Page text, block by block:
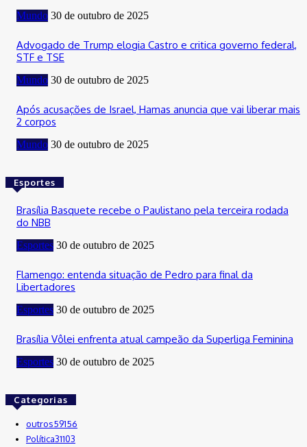
Mundo 30 de outubro de 2025
Advogado de Trump elogia Castro e critica governo federal,
STF e TSE
Mundo 30 de outubro de 2025
Após acusações de Israel, Hamas anuncia que vai liberar mais
2 corpos
Mundo 30 de outubro de 2025
Esportes
Brasília Basquete recebe o Paulistano pela terceira rodada
do NBB
Esportes 30 de outubro de 2025
Flamengo: entenda situação de Pedro para final da
Libertadores
Esportes 30 de outubro de 2025
Brasília Vôlei enfrenta atual campeão da Superliga Feminina
Esportes 30 de outubro de 2025
Categorias
outros59156
Política31103